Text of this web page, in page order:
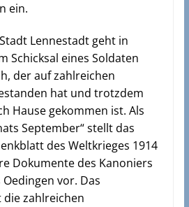
ein.
Lennestadt geht in
Schicksal eines Soldaten
der auf zahlreichen
hat und trotzdem
Hause gekommen ist. Als
September“ stellt das
des Weltkrieges 1914
Dokumente des Kanoniers
vor. Das
zahlreichen